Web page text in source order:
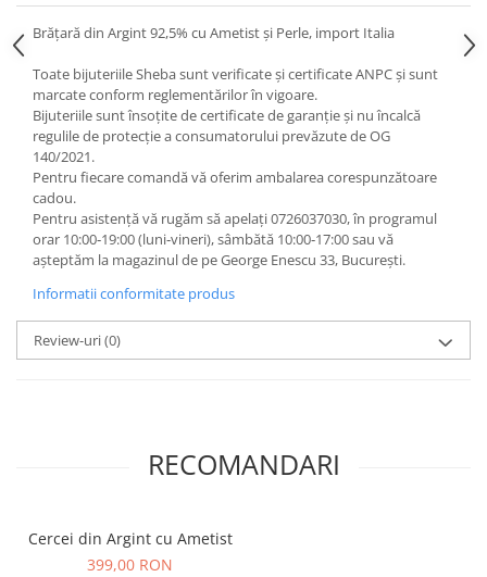
Brățară din Argint 92,5% cu Ametist și Perle, import Italia
Toate bijuteriile Sheba sunt verificate şi certificate ANPC și sunt
marcate conform reglementărilor în vigoare.
Bijuteriile sunt însoţite de certificate de garanţie și nu încalcă
regulile de protecție a consumatorului prevăzute de OG
140/2021.
Pentru fiecare comandă vă oferim ambalarea corespunzătoare
cadou.
Pentru asistență vă rugăm să apelați 0726037030, în programul
orar 10:00‐19:00 (luni‐vineri), sâmbătă 10:00‐17:00 sau vă
așteptăm la magazinul de pe George Enescu 33, București.
Informatii conformitate produs
Review-uri(0)
RECOMANDARI
Cercei din Argint cu Ametist
399,00 RON